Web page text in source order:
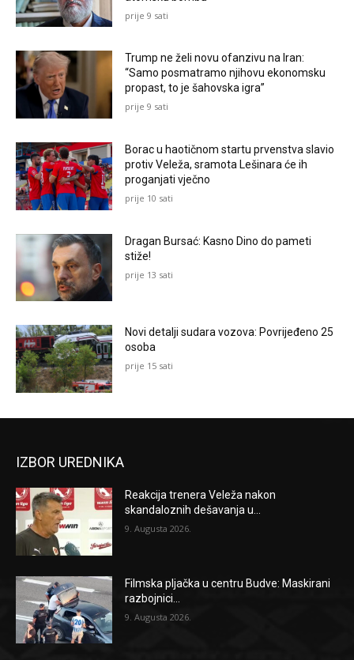
prije 9 sati
Trump ne želi novu ofanzivu na Iran:
“Samo posmatramo njihovu ekonomsku
propast, to je šahovska igra”
prije 9 sati
Borac u haotičnom startu prvenstva slavio
protiv Veleža, sramota Lešinara će ih
proganjati vječno
prije 10 sati
Dragan Bursać: Kasno Dino do pameti
stiže!
prije 13 sati
Novi detalji sudara vozova: Povrijeđeno 25
osoba
prije 15 sati
IZBOR UREDNIKA
Reakcija trenera Veleža nakon
skandaloznih dešavanja u...
9. Augusta 2026.
Filmska pljačka u centru Budve: Maskirani
razbojnici...
9. Augusta 2026.